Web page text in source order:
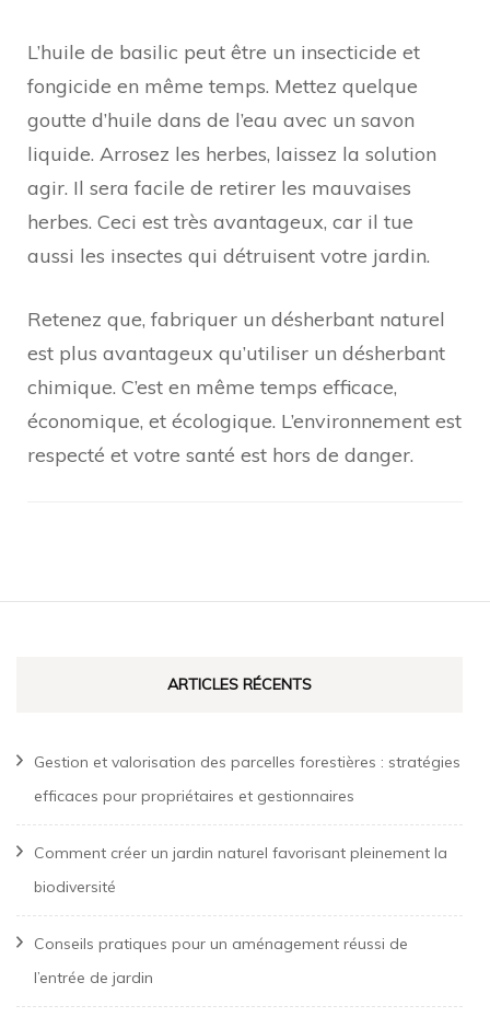
L’huile de basilic peut être un insecticide et
fongicide en même temps. Mettez quelque
goutte d’huile dans de l’eau avec un savon
liquide. Arrosez les herbes, laissez la solution
agir. Il sera facile de retirer les mauvaises
herbes. Ceci est très avantageux, car il tue
aussi les insectes qui détruisent votre jardin.
Retenez que, fabriquer un désherbant naturel
est plus avantageux qu’utiliser un désherbant
chimique. C’est en même temps efficace,
économique, et écologique. L’environnement est
respecté et votre santé est hors de danger.
d'article
ARTICLES RÉCENTS
Gestion et valorisation des parcelles forestières : stratégies
efficaces pour propriétaires et gestionnaires
Comment créer un jardin naturel favorisant pleinement la
biodiversité
Conseils pratiques pour un aménagement réussi de
l’entrée de jardin